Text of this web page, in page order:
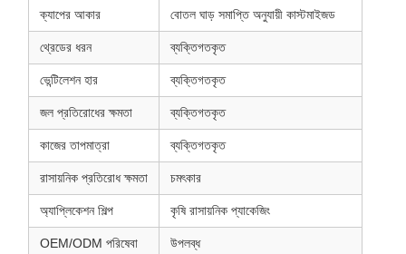
ক্যাপের আকার বোতল ঘাড় সমাপ্তি অনুযায়ী কাস্টমাইজড
থ্রেডের ধরন ব্যক্তিগতকৃত
ভেন্টিলেশন হার ব্যক্তিগতকৃত
জল প্রতিরোধের ক্ষমতা ব্যক্তিগতকৃত
কাজের তাপমাত্রা ব্যক্তিগতকৃত
রাসায়নিক প্রতিরোধ ক্ষমতা চমৎকার
অ্যাপ্লিকেশন শিল্প কৃষি রাসায়নিক প্যাকেজিং
OEM/ODM পরিষেবা উপলব্ধ